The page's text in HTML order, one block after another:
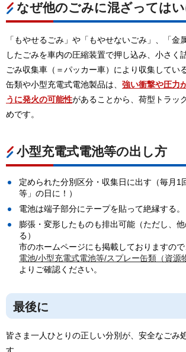
なぜ他のごみに混ざっては
「もやせるごみ」や「もやせないごみ」、「金
したごみを車内の圧縮装置で押し込み、小さく
ごみ収集車（＝パッカー車）により収集してい
缶類や小型充電式電池製品は、 強い衝撃や圧力
うに発火の可能性があることから、荷型トラッ
めです。
小型充電式電池等の出し方
定められた分別区分・収集日に出す（毎月1
等」の日に！）
電池は端子部分にテープを貼って絶縁する。
膨張・変形したものも排出可能（ただし、
る）
市のホームページにも掲載しておりますので
電池/小型充電式電池等/スプレー缶類（資源
よりご確認ください。
最後に
皆さま一人ひとりの正しい分別が、安全なごみ